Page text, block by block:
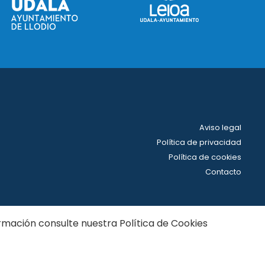
Aviso legal
Política de privacidad
Política de cookies
Contacto
consulte nuestra Política de Cookies